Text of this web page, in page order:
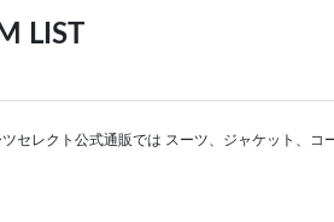
LIST
セレクト公式通販では スーツ、ジャケット、コ